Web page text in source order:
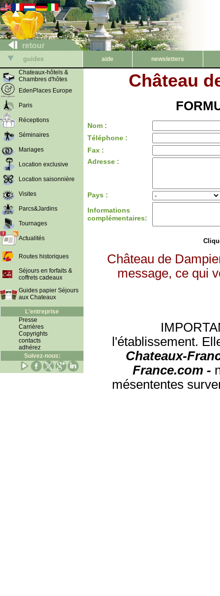
retour
guides aide
newsletters
Chateaux-hôtels &
Chambres d'hôtes
EdenPlaces Europe
Paris
Réceptions
Séminaires
Mariages
Location exclusive
Location saisonnière
Visites
Parcs&Jardins
Tournages
Actualités
Routes historiques
Séjours en forfaits &
coffrets cadeaux
Guides papier Séjours
aux Chateaux
L'entreprise
Presse
Carrières
Copyrights
contacts
adhérez
Suivez-nous:
Château
Nom :
Téléphone :
Fax :
Adresse :
Pays :
Informations
complémentaires:
Château de
message, ce qui
l'établissement.
Chateaux-
France.com -
mésententes